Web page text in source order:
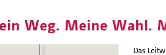
Weg. Meine Wahl.
Das